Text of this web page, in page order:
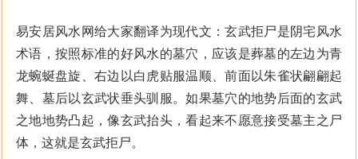
易安居风水网给大家翻译为现代文：玄武拒尸是阴宅风水
术语，按照标准的好风水的墓穴，应该是葬墓的左边为青
龙蜿蜒盘旋、右边以白虎贴服温顺、前面以朱雀状翩翩起
舞、墓后以玄武状垂头驯服。如果墓穴的地势后面的玄武
之地地势凸起，像玄武抬头，看起来不愿意接受墓主之尸
体，这就是玄武拒尸。